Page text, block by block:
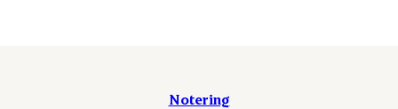
Notering